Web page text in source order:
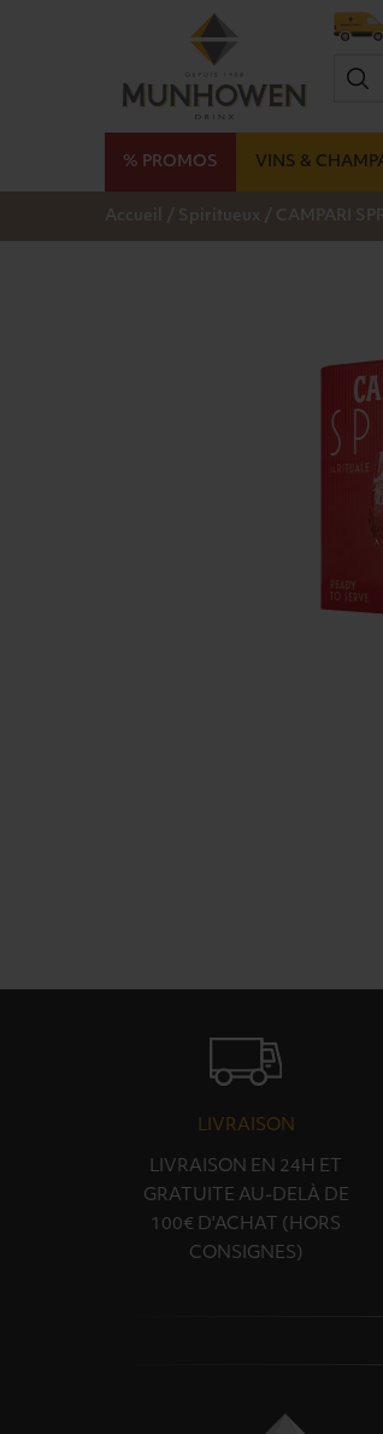
% PROMOS VINS &
Accueil / Spiritueux / CAMPARI
LIVRAISON
LIVRAISON EN 24H ET
GRATUITE AU-DELÀ DE
100€ D'ACHAT (HORS
CONSIGNES)